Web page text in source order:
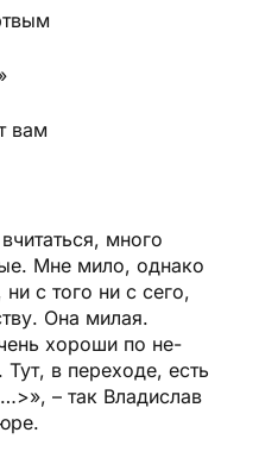
вам
много
Мне мило, однако
с того ни с сего,
Она милая.
хороши по не­
в переходе, есть
– так Владислав